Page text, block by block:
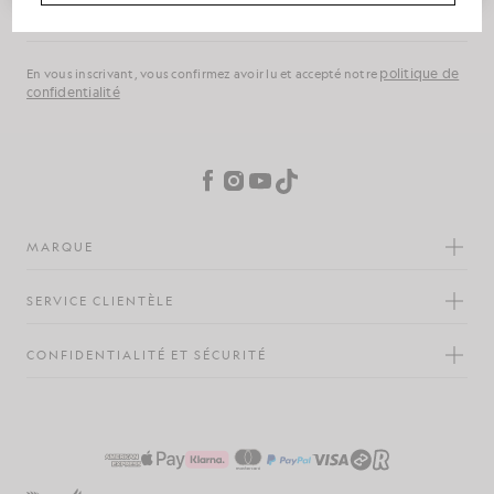
En vous inscrivant, vous confirmez avoir lu et accepté notre politique de
confidentialité
Facebook
Instagram
YouTube
TikTok
MARQUE
SERVICE CLIENTÈLE
CONFIDENTIALITÉ ET SÉCURITÉ